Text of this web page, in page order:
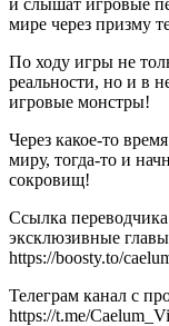
мире через призму
По ходу игры не
реальности, но и в
игровые монстры!
Через какое-то
миру, тогда-то и
сокровищ!
Ссылка
эксклюзивные
https://boosty.to/
Телеграм канал с
https://t.me/